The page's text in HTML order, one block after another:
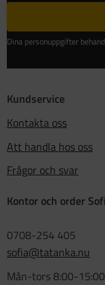
Dina personuppgifter
Kundservice
Kontakta oss
Att handla hos oss
Frågor och svar
Kontor och order
0708-254 405
sofia@tatanka.nu
Mån-tors 8:00-